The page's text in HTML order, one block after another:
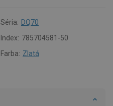
Séria: DQ70
Index: 785704581-50
Farba: Zlatá